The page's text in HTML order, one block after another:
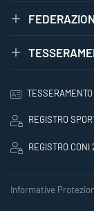
REGISTRO
REGISTRO
Informative